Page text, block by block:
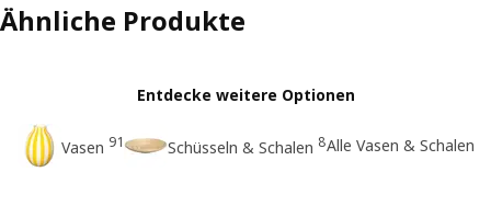
Ähnliche Produkte
Entdecke weitere Optionen
Vasen 91 Schüsseln & Schalen 8Alle Vasen & Schalen